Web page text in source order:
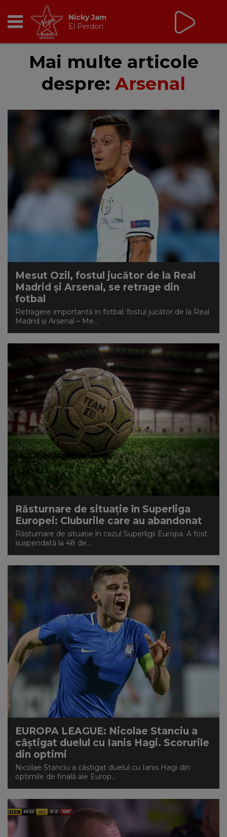
RADIO
BREAKFAST
TIC TALK
DANCEFLOOR CHART
RADIO ACADEMY
CONTUL MEU
Non Stop Virgin
cu Virgin Radio Romania
24/24
Mai multe articole
despre: Arsenal
Mesut Ozil, fostul jucător de la Real
Madrid și Arsenal, se retrage din
fotbal
Retragere importantă în fotbal: fostul jucător de la Real
Madrid și Arsenal – Me...
Răsturnare de situație în Superliga
Europei: Cluburile care au abandonat
Răsturnare de situație în cazul Superligii Europa. A fost
suspendată la 48 de...
EUROPA LEAGUE: Nicolae Stanciu a
câștigat duelul cu Ianis Hagi. Scorurile
din optimi
Nicolae Stanciu a câștigat duelul cu Ianis Hagi din
optimile de finală ale Europ...